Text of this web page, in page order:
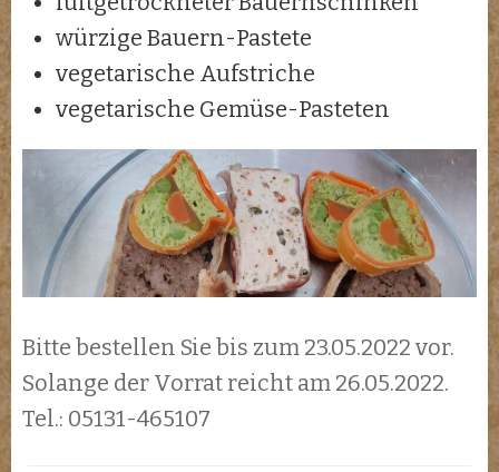
würzige Bauern-Pastete
vegetarische Aufstriche
vegetarische Gemüse-Pasteten
Bitte bestellen Sie bis zum 23.05.2022 vor.
Solange der Vorrat reicht am 26.05.2022.
Tel.: 05131-465107